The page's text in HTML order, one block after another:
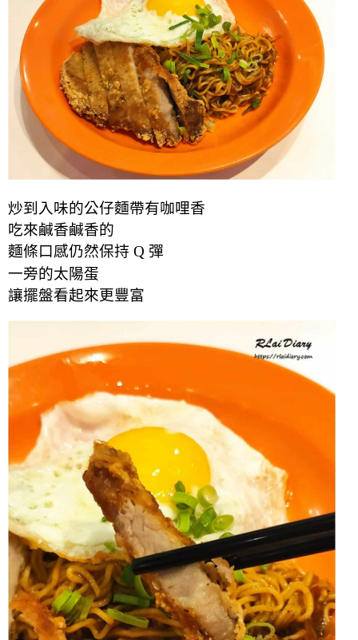
炒到入味的公仔麵帶有咖哩香
吃來鹹香鹹香的
麵條口感仍然保持 Q 彈
一旁的太陽蛋
讓擺盤看起來更豐富